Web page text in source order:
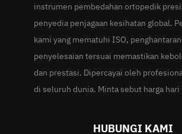
instrumen pembedahan ortopedik
penyedia penjagaan kesihatan global.
kami yang mematuhi ISO,
penyelesaian tersuai memastikan
dan prestasi. Dipercayai oleh
di seluruh dunia. Minta sebut harga hari
HUBUNGI KAMI